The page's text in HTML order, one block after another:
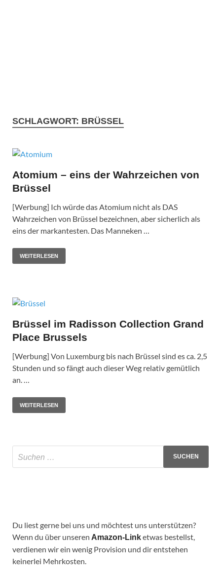
SCHLAGWORT: BRÜSSEL
Atomium – eins der Wahrzeichen von
Brüssel
[Werbung] Ich würde das Atomium nicht als DAS
Wahrzeichen von Brüssel bezeichnen, aber sicherlich als
eins der markantesten. Das Manneken …
WEITERLESEN
Brüssel im Radisson Collection Grand
Place Brussels
[Werbung] Von Luxemburg bis nach Brüssel sind es ca. 2,5
Stunden und so fängt auch dieser Weg relativ gemütlich
an. …
WEITERLESEN
Du liest gerne bei uns und möchtest uns unterstützen?
Wenn du über unseren Amazon-Linketwas bestellst,
verdienen wir ein wenig Provision und dir entstehen
keinerlei Mehrkosten.